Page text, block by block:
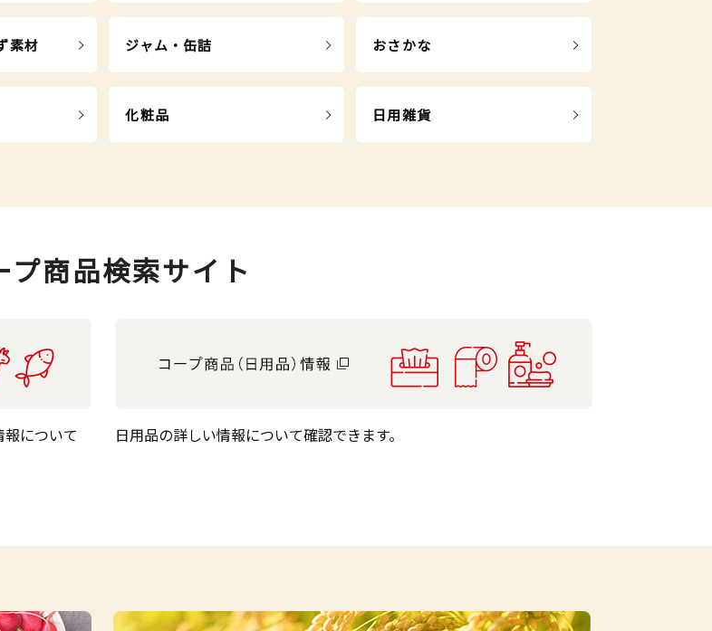
素材 ジャム・缶詰 おさかな
化粧品 日用雑貨
プ商品検索サイト
について
日用品の詳しい情報について確認できます。